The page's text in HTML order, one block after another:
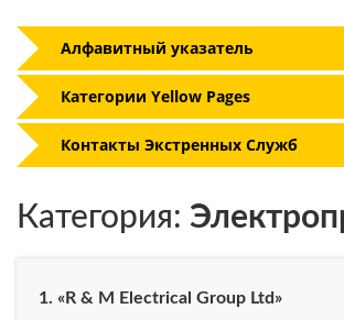
Категория:
1. «R & M Electrical Group Ltd»
Алфавитный указатель
Категории Yellow Pages
Контакты Экстренных Служб